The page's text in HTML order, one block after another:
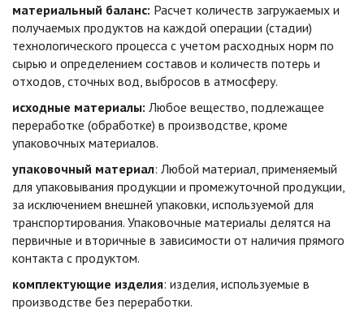
материальный баланс: Расчет количеств загружаемых и
получаемых продуктов на каждой операции (стадии)
технологического процесса с учетом расходных норм по
сырью и определением составов и количеств потерь и
отходов, сточных вод, выбросов в атмосферу.
исходные материалы: Любое вещество, подлежащее
переработке (обработке) в производстве, кроме
упаковочных материалов.
упаковочный материал: Любой материал, применяемый
для упаковывания продукции и промежуточной продукции,
за исключением внешней упаковки, используемой для
транспортирования. Упаковочные материалы делятся на
первичные и вторичные в зависимости от наличия прямого
контакта с продуктом.
комплектующие изделия: изделия, используемые в
производстве без переработки.